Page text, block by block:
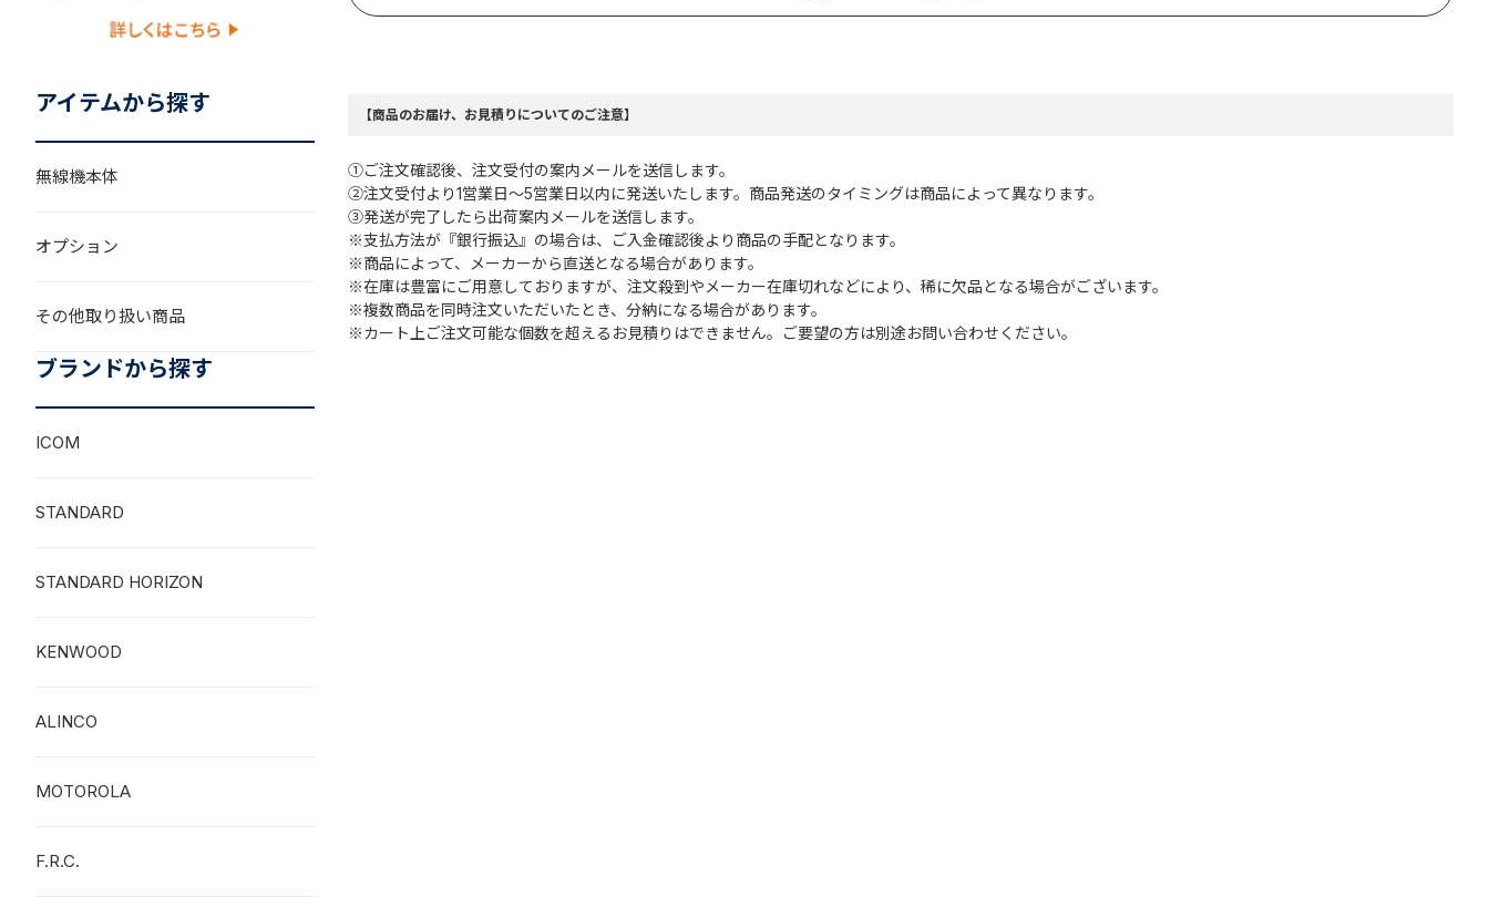
【商品のお届け、お見積りについてのご注意】
①ご注文確認後、注文受付の案内メールを送信します。
②注文受付より1営業日～5営業日以内に発送いたします。商品発送のタイミングは商品によって異なります。
③発送が完了したら出荷案内メールを送信します。
※支払方法が『銀行振込』の場合は、ご入金確認後より商品の手配となります。
※商品によって、メーカーから直送となる場合があります。
※在庫は豊富にご用意しておりますが、注文殺到やメーカー在庫切れなどにより、稀に欠品となる場合がございます。
※複数商品を同時注文いただいたとき、分納になる場合があります。
※カート上ご注文可能な個数を超えるお見積りはできません。ご要望の方は別途お問い合わせください。
アイテムから探す
無線機本体
オプション
その他取り扱い商品
ブランドから探す
ICOM
STANDARD
STANDARD HORIZON
KENWOOD
ALINCO
MOTOROLA
F.R.C.